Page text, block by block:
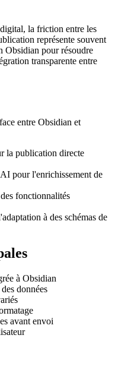
la friction entre les
représente souvent
Obsidian pour résoudre
transparente entre
entre Obsidian et
la publication directe
pour l'enrichissement de
fonctionnalités
à des schémas de
à Obsidian
données
avant envoi